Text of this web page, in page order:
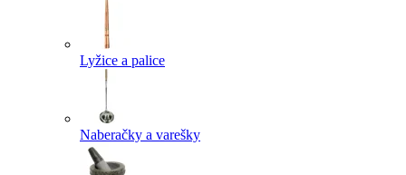
Lyžice a palice
Naberačky a varešky